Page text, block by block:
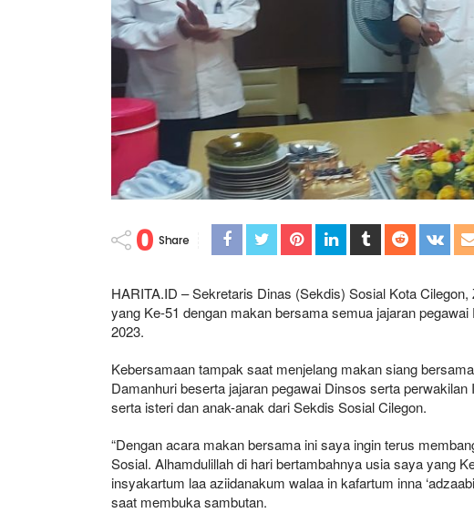
0 Share
HARITA.ID – Sekretaris Dinas (Sekdis) Sosial Kota
yang Ke-51 dengan makan bersama semua jajaran
2023.
Kebersamaan tampak saat menjelang makan siang
Damanhuri beserta jajaran pegawai Dinsos serta
serta isteri dan anak-anak dari Sekdis Sosial Cilegon.
“Dengan acara makan bersama ini saya ingin terus
Sosial. Alhamdulillah di hari bertambahnya usia saya yang
insyakartum laa aziidanakum walaa in kafartum inna
saat membuka sambutan.